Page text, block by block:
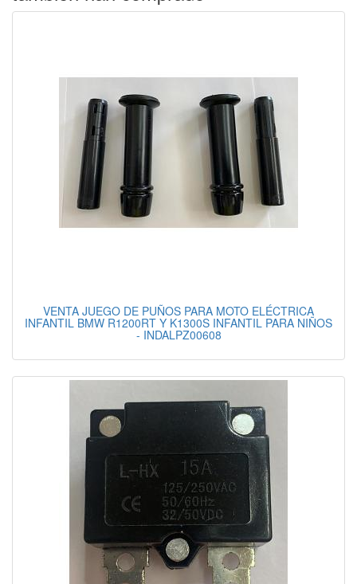
VENTA JUEGO DE PUÑOS PARA MOTO ELÉCTRICA
INFANTIL BMW R1200RT Y K1300S INFANTIL PARA NIÑOS
- INDALPZ00608